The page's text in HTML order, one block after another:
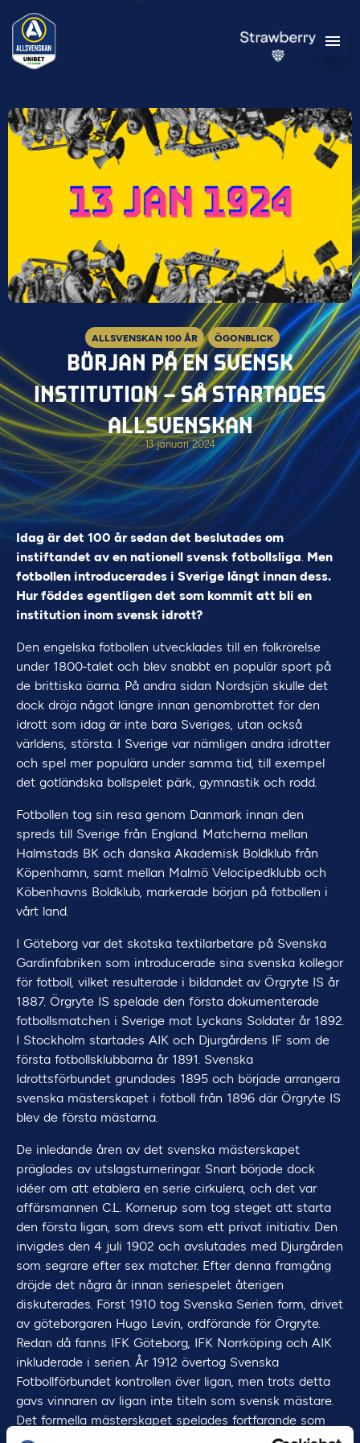
ALLSVENSKAN 100 ÅR ÖGONBLICK
BÖRJAN PÅ EN SVENSK
INSTITUTION – SÅ STARTADES
ALLSVENSKAN
13 januari 2024
Idag är det 100 år sedan det beslutades om
instiftandet av en nationell svensk fotbollsliga Men
fotbollen introducerades i Sverige långt innan dess.
Hur föddes egentligen det som kommit att bli en
institution inom svensk idrott?
Den engelska fotbollen utvecklades till en folkrörelse
under 1800-talet och blev snabbt en populär sport på
de brittiska öarna. På andra sidan Nordsjön skulle det
dock dröja något längre innan genombrottet för den
idrott som idag är inte bara Sveriges, utan också
världens, största. I Sverige var nämligen andra idrotter
och spel mer populära under samma tid, till exempel
det gotländska bollspelet pärk, gymnastik och rodd.
Fotbollen tog sin resa genom Danmark innan den
spreds till Sverige från England. Matcherna mellan
Halmstads BK och danska Akademisk Boldklub från
Köpenhamn, samt mellan Malmö Velocipedklubb och
Köbenhavns Boldklub, markerade början på fotbollen i
vårt land.
I Göteborg var det skotska textilarbetare på Svenska
Gardinfabriken som introducerade sina svenska kollegor
för fotboll, vilket resulterade i bildandet av Örgryte IS år
1887. Örgryte IS spelade den första dokumenterade
fotbollsmatchen i Sverige mot Lyckans Soldater år 1892.
I Stockholm startades AIK och Djurgårdens IF som de
första fotbollsklubbarna år 1891. Svenska
Idrottsförbundet grundades 1895 och började arrangera
svenska mästerskapet i fotboll från 1896 där Örgryte IS
blev de första mästarna.
De inledande åren av det svenska mästerskapet
präglades av utslagsturneringar. Snart började dock
idéer om att etablera en serie cirkulera, och det var
affärsmannen C.L. Kornerup som tog steget att starta
den första ligan, som drevs som ett privat initiativ. Den
invigdes den 4 juli 1902 och avslutades med Djurgården
som segrare efter sex matcher. Efter denna framgång
dröjde det några år innan seriespelet återigen
diskuterades. Först 1910 tog Svenska Serien form, drivet
av göteborgaren Hugo Levin, ordförande för Örgryte.
Redan då fanns IFK Göteborg, IFK Norrköping och AIK
inkluderade i serien. År 1912 övertog Svenska
Fotbollförbundet kontrollen över ligan, men trots detta
gavs vinnaren av ligan inte titeln som svensk mästare.
Det formella mästerskapet spelades fortfarande som
cupturnering. 1917 upplöstes emellertid ligan, på grund